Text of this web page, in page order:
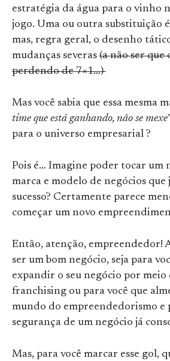
estratégia da água para o vinho
jogo. Uma ou outra substituição
mas, regra geral, o desenho
mudanças severas (a não ser que
perdendo de 7×1…)
Mas você sabia que essa mesma
time que está ganhando, não se mexe
para o universo empresarial ?
Pois é… Imagine poder tocar um
marca e modelo de negócios que
sucesso? Certamente parece
começar um novo
Então, atenção, empreendedor!
ser um bom negócio, seja para
expandir o seu negócio por meio
franchising ou para você que
mundo do empreendedorismo e
segurança de um negócio já
Mas, para você marcar esse gol,